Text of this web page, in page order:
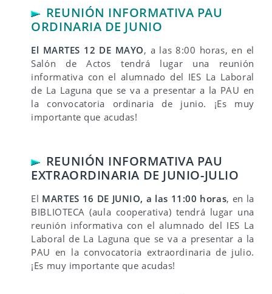
REUNIÓN INFORMATIVA PAU
ORDINARIA DE JUNIO
El MARTES 12 DE MAYO, a las 8:00 horas, en el
Salón de Actos tendrá lugar una reunión
informativa con el alumnado del IES La Laboral
de La Laguna que se va a presentar a la PAU en
la convocatoria ordinaria de junio. ¡Es muy
importante que acudas!
REUNIÓN INFORMATIVA PAU
EXTRAORDINARIA DE JUNIO-JULIO
El MARTES 16 DE JUNIO, a las 11:00 horas, en la
BIBLIOTECA (aula cooperativa) tendrá lugar una
reunión informativa con el alumnado del IES La
Laboral de La Laguna que se va a presentar a la
PAU en la convocatoria extraordinaria de julio.
¡Es muy importante que acudas!